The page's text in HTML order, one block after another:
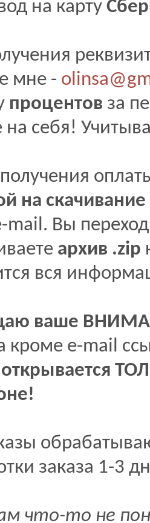
на карту
мне -
процентов за
на себя!
на
mail. Вы
архив .zip
вся
ваше
кроме e-mail
заказа 1-3
что-то не